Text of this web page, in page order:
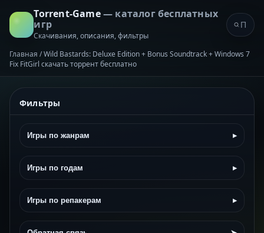
Torrent-Game— каталог бесплатных
игр
Скачивания, описания, фильтры
Главная /Wild Bastards: Deluxe Edition + Bonus Soundtrack + Windows 7
Fix FitGirl скачать торрент бесплатно
Фильтры
Игры по жанрам ▸
Игры по годам ▸
Игры по репакерам ▸